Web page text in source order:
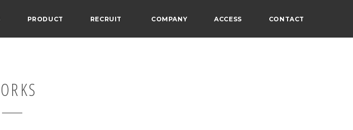
PRODUCT RECRUIT COMPANY ACCESS CONTACT